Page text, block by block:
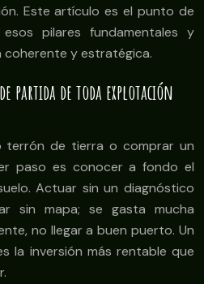
Este artículo es el punto de
pilares fundamentales y
coherente y estratégica.
partida de toda explotación
terrón de tierra o comprar un
paso es conocer a fondo el
Actuar sin un diagnóstico
sin mapa; se gasta mucha
no llegar a buen puerto. Un
la inversión más rentable que